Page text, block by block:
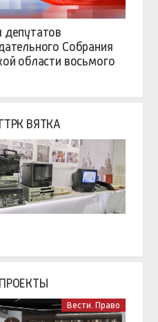
Собрания
области восьмого
ВЯТКА
Вести. Право